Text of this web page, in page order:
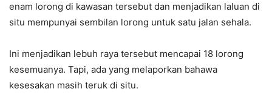
enam lorong di kawasan tersebut dan menjadikan laluan di
situ mempunyai sembilan lorong untuk satu jalan sehala.
Ini menjadikan lebuh raya tersebut mencapai 18 lorong
kesemuanya. Tapi, ada yang melaporkan bahawa
kesesakan masih teruk di situ.